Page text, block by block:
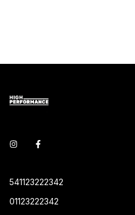
541123222342
01123222342